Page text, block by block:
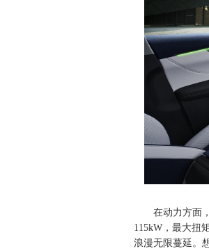
在动力方面
115kW，最大扭
浪漫无限蔓延。